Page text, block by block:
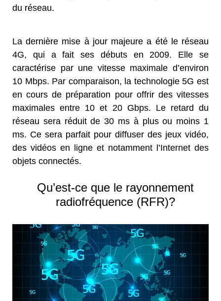
du réseau.
La dernière mise à jour majeure a été le réseau
4G, qui a fait ses débuts en 2009. Elle se
caractérise par une vitesse maximale d’environ
10 Mbps. Par comparaison, la technologie 5G est
en cours de préparation pour offrir des vitesses
maximales entre 10 et 20 Gbps. Le retard du
réseau sera réduit de 30 ms à plus ou moins 1
ms. Ce sera parfait pour diffuser des jeux vidéo,
des vidéos en ligne et notamment l’Internet des
objets connectés.
Qu’est-ce que le rayonnement
radiofréquence (RFR)?